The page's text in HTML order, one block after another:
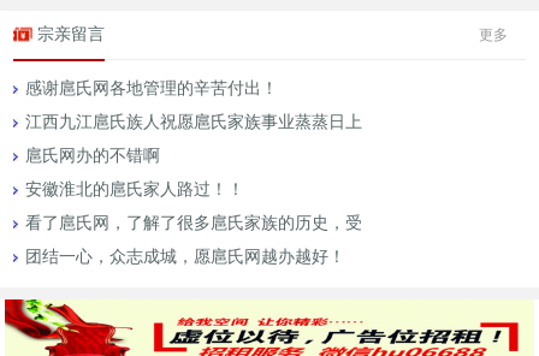
更多
宗亲留言
感谢扈氏网各地管理的辛苦付出！
江西九江扈氏族人祝愿扈氏家族事业蒸蒸日上
扈氏网办的不错啊
安徽淮北的扈氏家人路过！！
看了扈氏网，了解了很多扈氏家族的历史，受
团结一心，众志成城，愿扈氏网越办越好！